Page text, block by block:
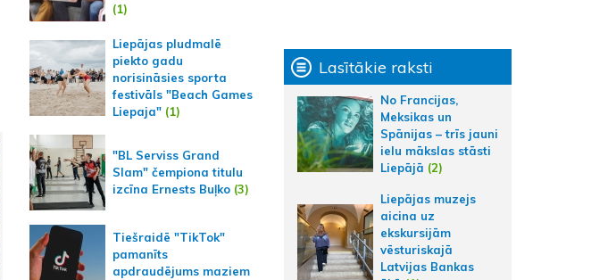
(1)
Liepājas pludmalē
piekto gadu
norisināsies sporta
festivāls "Beach Games
Liepaja"(1)
"BL Serviss Grand
Slam" čempiona titulu
izcīna Ernests Buļko(3)
Tiešraidē "TikTok"
pamanīts
apdraudējums maziem
Lasītākie raksti
No Francijas,
Meksikas un
Spānijas – trīs jauni
ielu mākslas stāsti
Liepājā (2)
Liepājas muzejs
aicina uz
ekskursijām
vēsturiskajā
Latvijas Bankas